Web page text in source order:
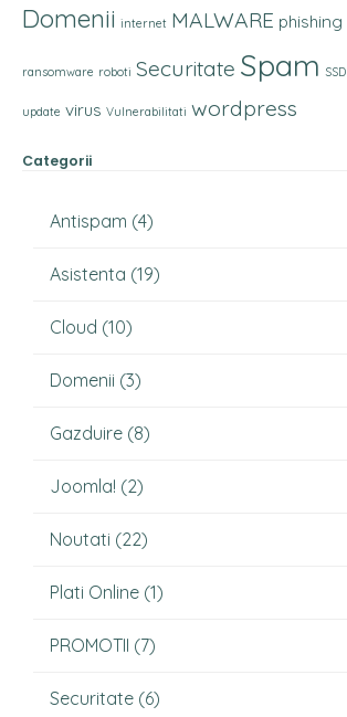
Domenii internet MALWARE phishing
ransomware roboti Securitate Spam SSD
update virus Vulnerabilitati wordpress
Categorii
Antispam (4)
Asistenta (19)
Cloud (10)
Domenii (3)
Gazduire (8)
Joomla! (2)
Noutati (22)
Plati Online (1)
PROMOTII (7)
Securitate (6)